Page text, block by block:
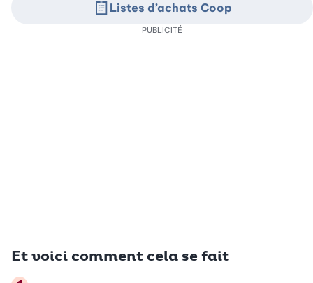
Et voici comment cela se fait
Listes d’achats Coop
PUBLICITÉ